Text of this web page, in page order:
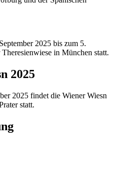
2025 bis zum 5.
in München statt.
2025
2025 findet die Wiener Wiesn
statt.